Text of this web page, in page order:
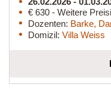
€ 630 - Weitere
Dozenten: Barke,
Domizil: Villa Weiss